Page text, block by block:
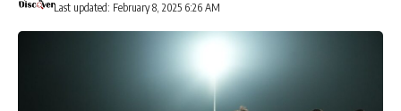
Last updated: February 8, 2025 6:26 AM